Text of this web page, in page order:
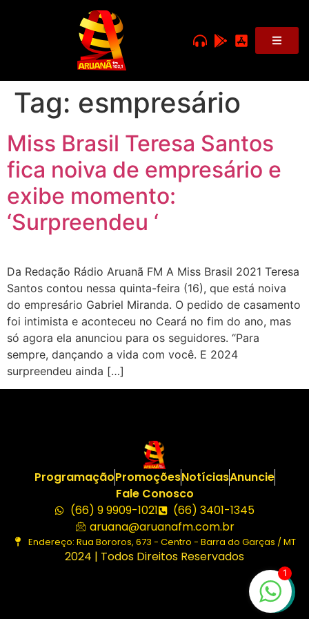
Tag: esmpresário
Miss Brasil Teresa Santos
fica noiva de empresário e
exibe momento:
‘Surpreendeu ‘
Da Redação Rádio Aruanã FM A Miss Brasil 2021 Teresa
Santos contou nessa quinta-feira (16), que está noiva
do empresário Gabriel Miranda. O pedido de casamento
foi intimista e aconteceu no Ceará no fim do ano, mas
só agora ela anunciou para os seguidores. “Para
sempre, dançando a vida com você. E 2024
surpreendeu ainda […]
ProgramaçãoPromoçõesNotíciasAnuncie
Fale Conosco
(66) 9 9909-1021
(66) 3401-1345
aruana@aruanafm.com.br
Endereço: Rua Bororos, 673 - Centro - Barra do Garças / MT
2024 | Todos Direitos Reservados
1